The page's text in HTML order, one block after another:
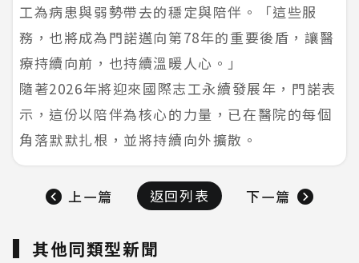
工為病患與弱勢帶去的穩定與陪伴。「這些服
務，也將成為門諾邁向第78年的重要後盾，讓醫
療持續向前，也持續溫暖人心。」
隨著2026年將迎來國際志工永續發展年，門諾表
示，這份以陪伴為核心的力量，已在醫院的每個
角落默默扎根，並將持續向外擴散。
上一篇 返回列表 下一篇
其他同類型新聞